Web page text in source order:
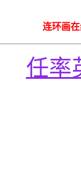
连环画
任率